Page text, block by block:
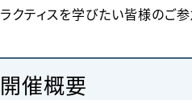
ラクティスを学びたい皆様のご参
開催概要